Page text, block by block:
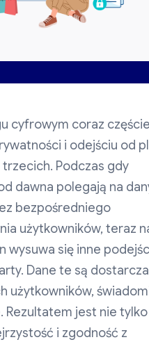
cyfrowym coraz
i odejściu od
Podczas gdy
dawna polegają na
bezpośredniego
użytkowników, teraz
wysuwa się inne
Dane te są
użytkowników,
Rezultatem jest nie tylko
i zgodność z